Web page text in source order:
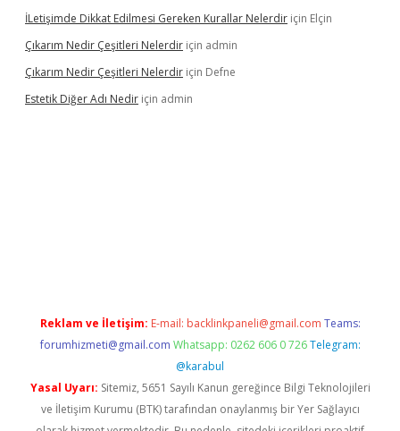
İLetişimde Dikkat Edilmesi Gereken Kurallar Nelerdir için Elçin
Çıkarım Nedir Çeşitleri Nelerdir için admin
Çıkarım Nedir Çeşitleri Nelerdir için Defne
Estetik Diğer Adı Nedir için admin
Reklam ve İletişim: E-mail: backlinkpaneli@gmail.com Teams:
forumhizmeti@gmail.com Whatsapp: 0262 606 0 726 Telegram:
@karabul
Yasal Uyarı: Sitemiz, 5651 Sayılı Kanun gereğince Bilgi Teknolojileri
ve İletişim Kurumu (BTK) tarafından onaylanmış bir Yer Sağlayıcı